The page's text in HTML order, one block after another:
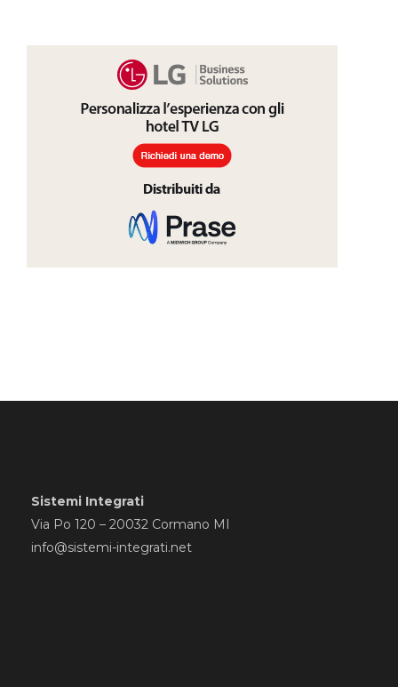
Sistemi Integrati
Via Po 120 – 20032 Cormano MI
info@sistemi-integrati.net